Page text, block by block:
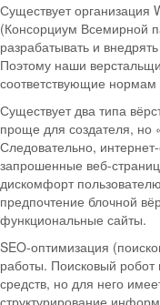
Существует организация
(Консорциум Всемирной
разрабатывать и
Поэтому наши
соответствующие нормам
Существует два типа
проще для создателя, но
Следовательно,
запрошенные веб-
дискомфорт
предпочтение блочной
функциональные сайты.
SEO-оптимизация
работы. Поисковый
средств, но для него
структурирование